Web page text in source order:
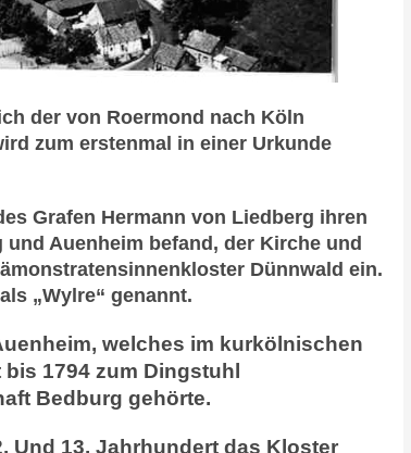
der von Roermond nach Köln
zum erstenmal in einer Urkunde
Grafen Hermann von Liedberg ihren
Auenheim befand, der Kirche und
Dünnwald ein.
„Wylre“ genannt.
welches im kurkölnischen
1794 zum Dingstuhl
Bedburg gehörte.
Und 13. Jahrhundert das Kloster